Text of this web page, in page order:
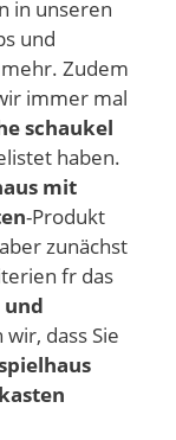
in unseren
und
Zudem
immer mal
schaukel
haben.
mit
-Produkt
zunächst
fr das
dass Sie